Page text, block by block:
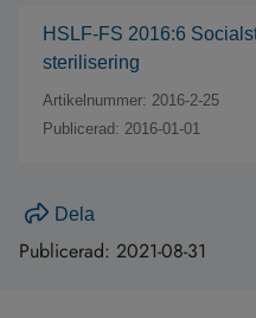
HSLF-FS 2016:6
sterilisering
Artikelnummer: 2016-2-25
Publicerad: 2016-01-01
Dela
Publicerad: 2021-08-31